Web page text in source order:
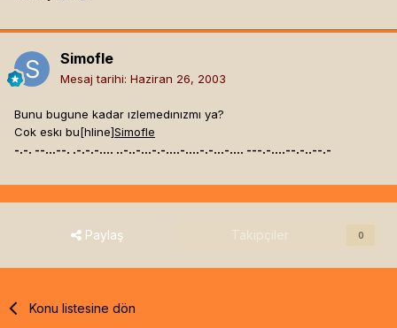
Simofle
Mesaj tarihi: Haziran 26, 2003
Bunu bugune kadar ızlemedınızmı ya?
Cok eskı bu[hline]Simofle
-.-. --...--. .-.-.-.... ..-..-...-.-....-....-.-...-.... ---.-....--.-..--.-
Paylaş Takipçiler 0
Konu listesine dön